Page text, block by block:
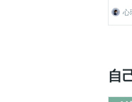
えま
自